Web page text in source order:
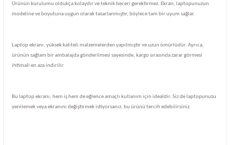
Ürünün kurulumu oldukça kolaydır ve teknik beceri gerektirmez. Ekran, laptopunuzun
modeline ve boyutuna uygun olarak tasarlanmıştır, böylece tam bir uyum sağlar.
Laptop ekranı, yüksek kaliteli malzemelerden yapılmıştır ve uzun ömürlüdür. Ayrıca,
ürünün sağlam bir ambalajda gönderilmesi sayesinde, kargo sırasında zarar görmesi
ihtimali en aza indirilir.
Bu laptop ekranı, hem iş hem de eğlence amaçlı kullanım için idealdir. Siz de laptopunuzu
yenilemek veya ekranını değiştirmek istiyorsanız, bu ürünü tercih edebilirsiniz.